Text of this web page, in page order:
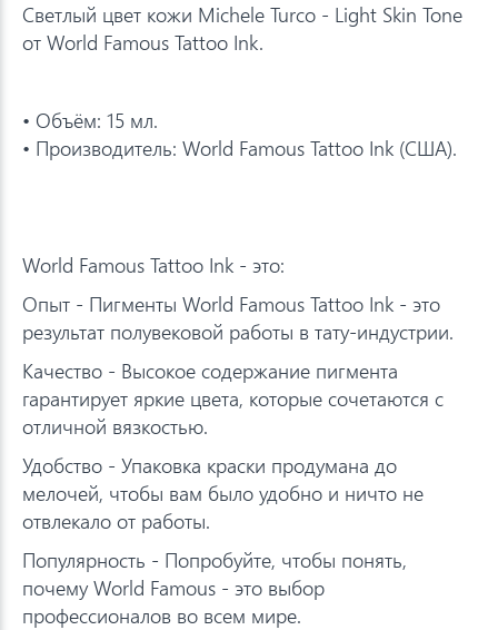
Светлый цвет кожи Michele Turco - Light Skin Tone
от World Famous Tattoo Ink.
• Объём: 15 мл.
• Производитель: World Famous Tattoo Ink (США).
World Famous Tattoo Ink - это:
Опыт - Пигменты World Famous Tattoo Ink - это
результат полувековой работы в тату-индустрии.
Качество - Высокое содержание пигмента
гарантирует яркие цвета, которые сочетаются с
отличной вязкостью.
Удобство - Упаковка краски продумана до
мелочей, чтобы вам было удобно и ничто не
отвлекало от работы.
Популярность - Попробуйте, чтобы понять,
почему World Famous - это выбор
профессионалов во всем мире.